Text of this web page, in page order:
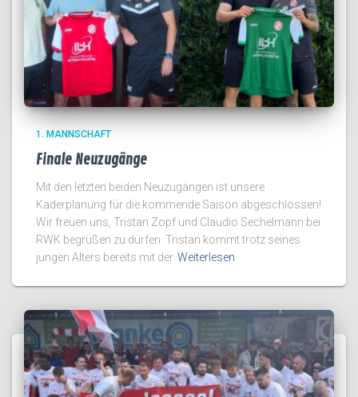
1. MANNSCHAFT
Finale Neuzugänge
Mit den letzten beiden Neuzugängen ist unsere
Kaderplanung für die kommende Saison abgeschlossen!
Wir freuen uns, Tristan Zopf und Claudio Sechelmann bei
RWK begrüßen zu dürfen. Tristan kommt trotz seines
jungen Alters bereits mit der Weiterlesen